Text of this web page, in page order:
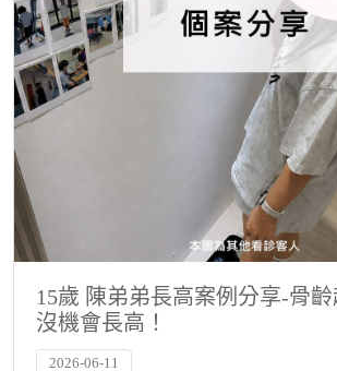
15歲 陳弟弟長高案例分享-骨
沒機會長高！
2026-06-11